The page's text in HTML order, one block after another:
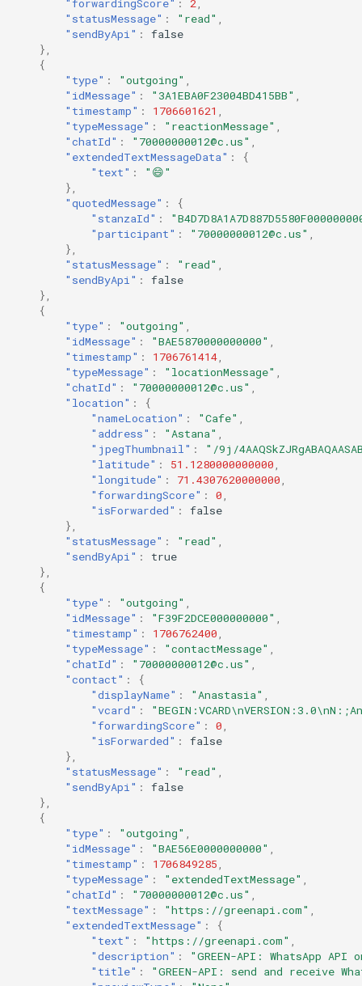
"statusMessage" : "read"
"sendByApi" :
false
},
{
"type" : "outgoing"
"idMessage" : "3A1EBA0F23004BD415BB"
"timestamp" : 1706601621
"typeMessage" : "reactionMessage"
"chatId" : "70000000012@c.us"
"extendedTextMessageData" :
{
"text" :
"😄"
},
"quotedMessage" :
{
"stanzaId" :
"participant" : "70000000012@c.us"
},
"statusMessage" : "read"
"sendByApi" :
false
},
{
"type" : "outgoing"
"idMessage" : "BAE5870000000000"
"timestamp" : 1706761414
"typeMessage" : "locationMessage"
"chatId" : "70000000012@c.us"
"location" :
{
"nameLocation" : "Cafe"
"address" : "Astana"
"jpegThumbnail" :
"/9j/
"latitude" : 51.1280000000000
"longitude" : 71.4307620000000
"forwardingScore" : 0
"isForwarded" :
false
},
"statusMessage" : "read"
"sendByApi" :
true
},
{
"type" : "outgoing"
"idMessage" : "F39F2DCE000000000"
"timestamp" : 1706762400
"typeMessage" : "contactMessage"
"chatId" : "70000000012@c.us"
"contact" :
{
"displayName" : "Anastasia"
"vcard" :
"forwardingScore" : 0
"isForwarded" :
false
},
"statusMessage" : "read"
"sendByApi" :
false
},
{
"type" : "outgoing"
"idMessage" : "BAE56E0000000000"
"timestamp" : 1706849285
"typeMessage" : "extendedTextMessage"
"chatId" : "70000000012@c.us"
"textMessage" : "https://greenapi.com"
"extendedTextMessage" :
{
"text" : "https://greenapi.com"
"description" :
"GREEN-API: WhatsApp
"title" :
"GREEN-API: send and receive